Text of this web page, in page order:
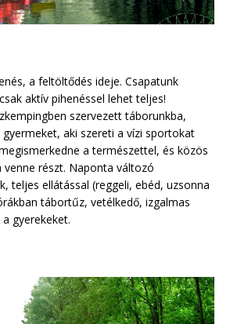
a feltöltődés ideje. Csapatunk
aktív pihenéssel lehet teljes!
szervezett táborunkba,
aki szereti a vízi sportokat
a természettel, és közös
részt. Naponta változó
teljes ellátással (reggeli, ebéd, uzsonna
tábortűz, vetélkedő, izgalmas
gyerekeket.